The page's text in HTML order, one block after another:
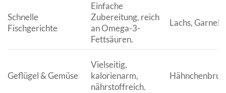
Schnelle
Fischgerichte
Einfache
Zubereitung, reich
an Omega-3-
Fettsäuren.
Lachs,
Geflügel & Gemüse
Vielseitig,
kalorienarm,
nährstoffreich.